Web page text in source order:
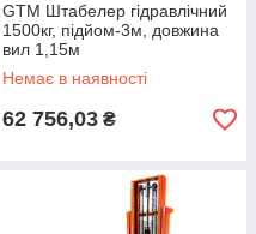
GTM Штабелер гідравлічний
1500кг, підйом-3м, довжина
вил 1,15м
Немає в наявності
62 756,03 ₴